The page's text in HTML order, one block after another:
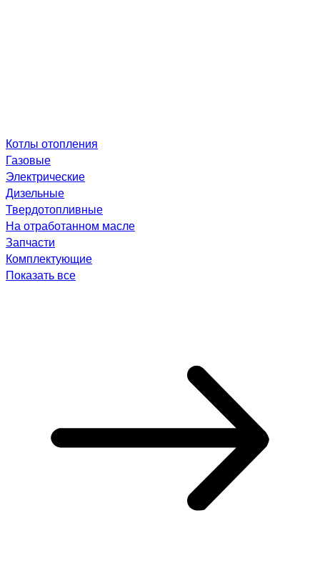
Котлы отопления
Газовые
Электрические
Дизельные
Твердотопливные
На отработанном масле
Запчасти
Комплектующие
Показать все